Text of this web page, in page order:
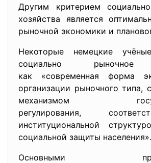
Другим критерием
хозяйства является
рыночной экономики и
Некоторые немецкие
социально рыночное
как «современная форма
организации рыночного
механизмом
регулирования,
институциональной
социальной защиты населения».
Основными